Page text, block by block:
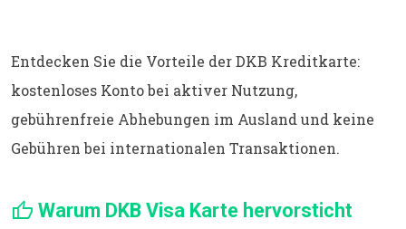
Entdecken Sie die Vorteile der DKB Kreditkarte:
kostenloses Konto bei aktiver Nutzung,
gebührenfreie Abhebungen im Ausland und keine
Gebühren bei internationalen Transaktionen.
thumb_up Warum DKB Visa Karte hervorsticht